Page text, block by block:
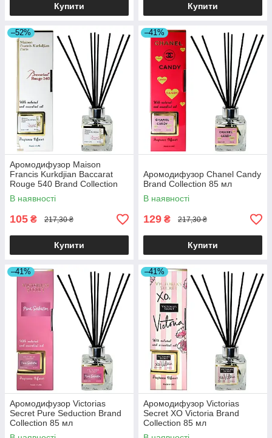
Купити Купити
–52%
Аромодифузор Maison
Francis Kurkdjian Baccarat
Rouge 540 Brand Collection
85 мл
В наявності
105 ₴ 217,30 ₴
Купити
–41%
Аромодифузор Chanel Candy
Brand Collection 85 мл
В наявності
129 ₴ 217,30 ₴
Купити
–41%
Аромодифузор Victorias
Secret Pure Seduction Brand
Collection 85 мл
–41%
Аромодифузор Victorias
Secret XO Victoria Brand
Collection 85 мл